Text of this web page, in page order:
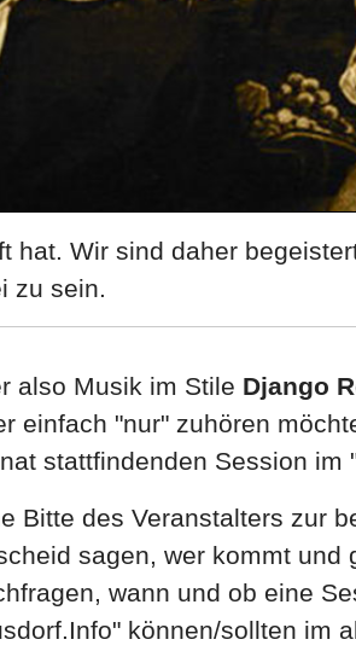
Wir sind daher
zu sein.
also Musik im Stile Django
einfach "nur" zuhören
stattfindenden Session im
Bitte des Veranstalters zur
sagen, wer kommt und
wann und ob eine
können/sollten im